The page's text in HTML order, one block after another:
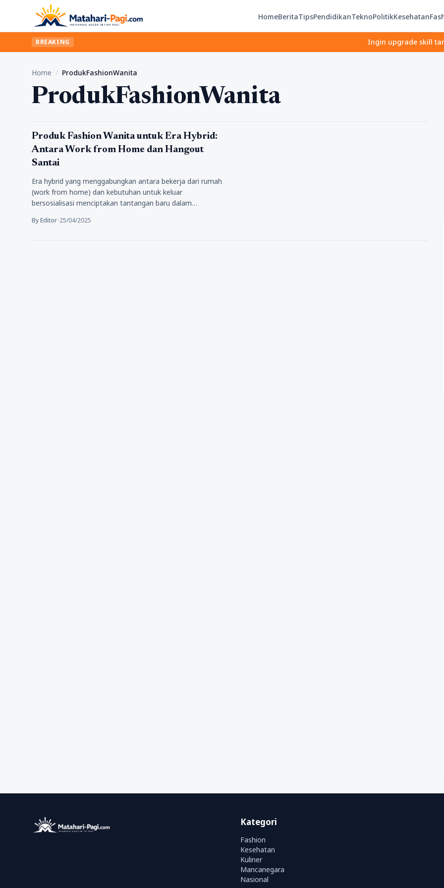
HomeBeritaTipsPendidikanTeknoPolitikKesehatan
BREAKING Ingin upgrade skill tanpa
Home / ProdukFashionWanita
ProdukFashionWanita
Fashion
Produk Fashion Wanita untuk Era Hybrid:
Antara Work from Home dan Hangout
Santai
Era hybrid yang menggabungkan antara bekerja dari rumah
(work from home) dan kebutuhan untuk keluar
bersosialisasi menciptakan tantangan baru dalam…
By Editor•25/04/2025
Kategori
Fashion
Kesehatan
Kuliner
Mancanegara
Nasional